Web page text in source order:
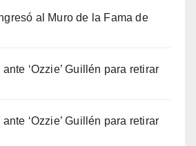
al Muro de la Fama de
‘Ozzie’ Guillén para retirar
‘Ozzie’ Guillén para retirar